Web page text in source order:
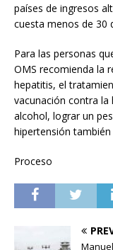
países de ingresos
cuesta menos de 30
Para las personas
OMS recomienda la
hepatitis, el
vacunación contra la
alcohol, lograr un
hipertensión
Proceso